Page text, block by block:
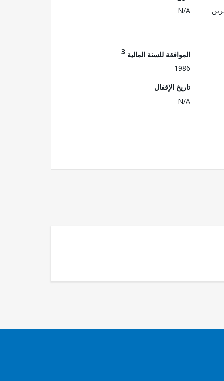
N/A
الموافقة للسنة المالية 3
1986
تاريخ الإقفال
N/A